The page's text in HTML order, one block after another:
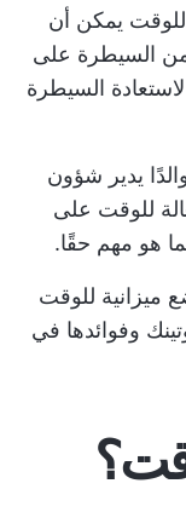
للوقت يمكن أن
من السيطرة على
السيطرة
يدير شؤون
للوقت على
هو مهم حقًا.
ميزانية للوقت
وفوائدها في